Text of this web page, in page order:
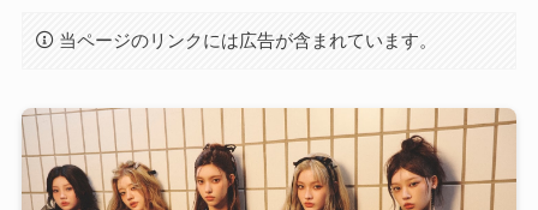
当ページのリンクには広告が含まれています。